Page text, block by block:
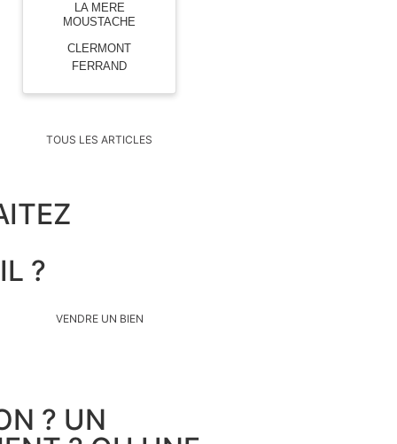
LA MERE
MOUSTACHE
CLERMONT
FERRAND
TOUS LES ARTICLES
?
VENDRE UN BIEN
? UN